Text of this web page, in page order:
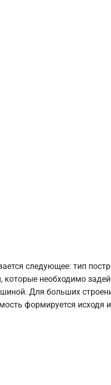
следующее: тип
необходимо
Для больших
формируется исходя